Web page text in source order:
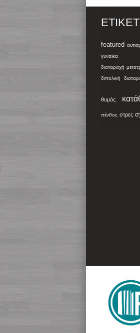
featured
γυναίκα
διαταραχή
διπολική
θυμός
πένθος στρες